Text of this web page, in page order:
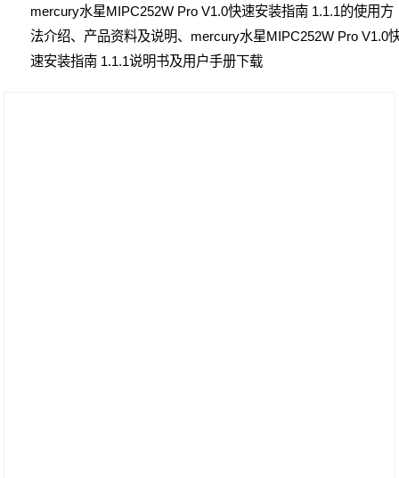
mercury水星MIPC252W Pro V1.0快速安装指南 1.1.1的使用方
法介绍、产品资料及说明、mercury水星MIPC252W Pro V1.0
速安装指南 1.1.1说明书及用户手册下载